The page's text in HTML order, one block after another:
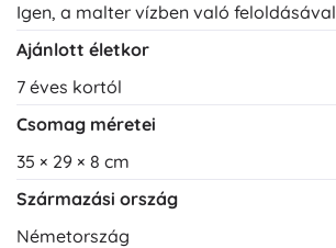
Igen, a malter vízben való feloldásával
Ajánlott életkor
7 éves kortól
Csomag méretei
35 × 29 × 8 cm
Származási ország
Németország